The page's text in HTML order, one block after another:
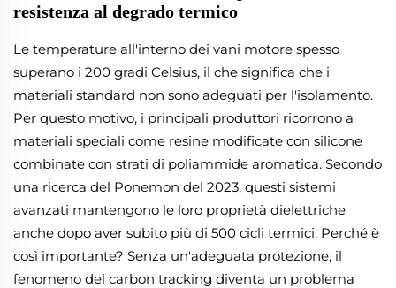
resistenza al degrado termico
Le temperature all'interno dei vani motore spesso
superano i 200 gradi Celsius, il che significa che i
materiali standard non sono adeguati per l'isolamento.
Per questo motivo, i principali produttori ricorrono a
materiali speciali come resine modificate con silicone
combinate con strati di poliammide aromatica. Secondo
una ricerca del Ponemon del 2023, questi sistemi
avanzati mantengono le loro proprietà dielettriche
anche dopo aver subito più di 500 cicli termici. Perché è
così importante? Senza un'adeguata protezione, il
fenomeno del carbon tracking diventa un problema